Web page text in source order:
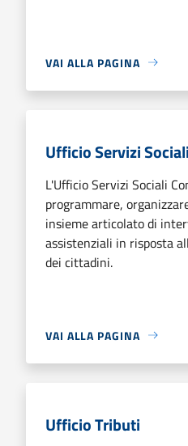
VAI ALLA PAGINA
Ufficio Servizi Sociali
L'Ufficio Servizi Sociali
programmare,
insieme articolato di
assistenziali in risposta
dei cittadini.
VAI ALLA PAGINA
Ufficio Tributi